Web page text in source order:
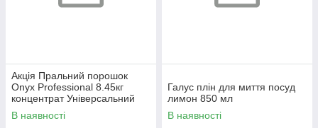
Акція Пральний порошок
Onyx Professional 8.45кг
концентрат Універсальний
130 прань
В наявності
Галус плін для миття посуд
лимон 850 мл
В наявності